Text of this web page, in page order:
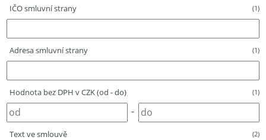
IČO smluvní strany (1)
Adresa smluvní strany (1)
Hodnota bez DPH v CZK (od - do) (1)
-
Text ve smlouvě (2)